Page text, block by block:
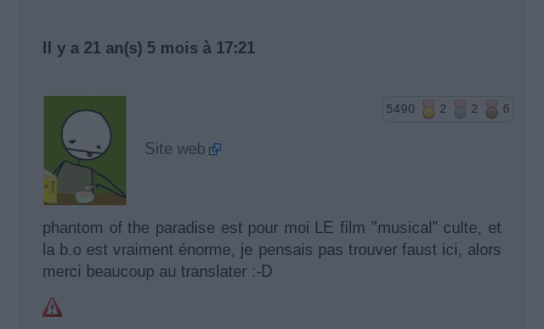
Il y a 21 an(s) 5 mois à 17:21
5490 2 2 6
Site web
phantom of the paradise est pour moi LE film "musical" culte, et
la b.o est vraiment énorme, je pensais pas trouver faust ici, alors
merci beaucoup au translater :-D